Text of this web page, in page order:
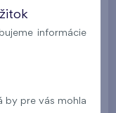
informácie
by pre vás mohla